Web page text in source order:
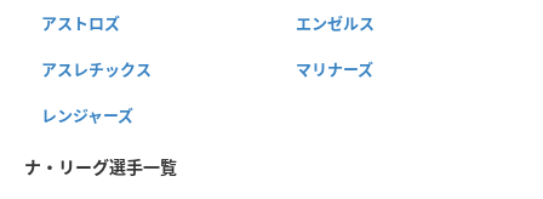
アストロズ エンゼルス
アスレチックス マリナーズ
レンジャーズ
ナ・リーグ選手一覧